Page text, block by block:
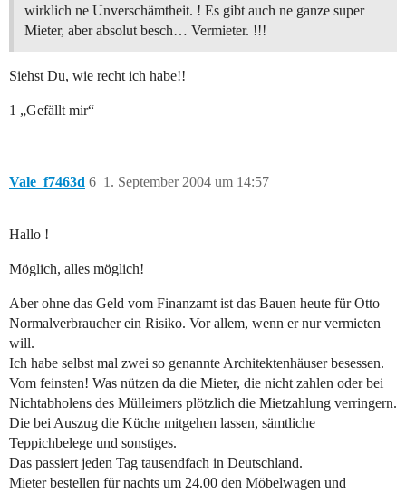
wirklich ne Unverschämtheit. ! Es gibt auch ne ganze super
Mieter, aber absolut besch… Vermieter. !!!
Siehst Du, wie recht ich habe!!
1 „Gefällt mir“
Vale_f7463d 1. September 2004 um 14:57
6
Hallo !
Möglich, alles möglich!
Aber ohne das Geld vom Finanzamt ist das Bauen heute für Otto
Normalverbraucher ein Risiko. Vor allem, wenn er nur vermieten
will.
Ich habe selbst mal zwei so genannte Architektenhäuser besessen.
Vom feinsten! Was nützen da die Mieter, die nicht zahlen oder bei
Nichtabholens des Mülleimers plötzlich die Mietzahlung verringern.
Die bei Auszug die Küche mitgehen lassen, sämtliche
Teppichbelege und sonstiges.
Das passiert jeden Tag tausendfach in Deutschland.
Mieter bestellen für nachts um 24.00 den Möbelwagen und